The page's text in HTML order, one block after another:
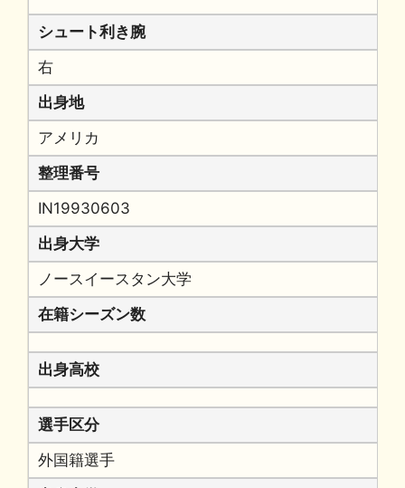
シュート利き腕
右
出身地
アメリカ
整理番号
IN19930603
出身大学
ノースイースタン大学
在籍シーズン数
出身高校
選手区分
外国籍選手